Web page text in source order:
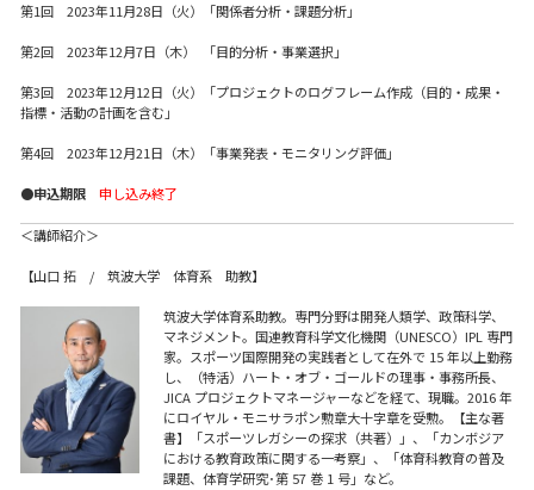
第1回 2023年11月28日（火）「関係者分析・ 課題分析」
第2回 2023年12月7日（木） 「目的分析・ 事業選択 」
第3回 2023年12月12日（火）「プロジェクトのログフレーム作成（目的・成果・
指標・活動の計画を含む 」
第4回 2023年12月21日（木）「事業発表・ モニタリング評価」
●申込期限 申し込み終了
＜講師紹介＞
【山口 拓 / 筑波大学 体育系 助教】
筑波大学体育系助教。専門分野は開発人類学、政策科学、
マネジメント。国連教育科学文化機関（UNESCO）IPL 専門
家。スポーツ国際開発の実践者として在外で 15 年以上勤務
し、（特活）ハート・オブ・ゴールドの理事・事務所長、
JICA プロジェクトマネージャーなどを経て、現職。2016 年
にロイヤル・モニサラポン勲章大十字章を受勲。【主な著
書】「スポーツレガシーの探求（共著）」、「カンボジア
における教育政策に関する一考察」、「体育科教育の普及
課題、体育学研究･第 57 巻 1 号」など。